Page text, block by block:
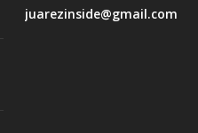
juarezinside@gmail.com